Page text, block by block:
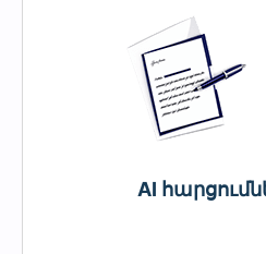
AI